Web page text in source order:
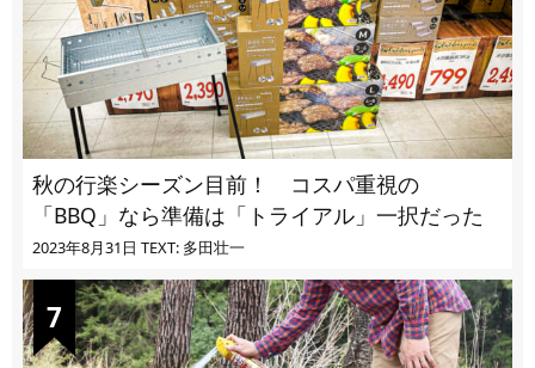
秋の行楽シーズン目前！ コスパ重視の
「BBQ」なら準備は「トライアル」一択だった
2023年8月31日 TEXT: 多田壮一